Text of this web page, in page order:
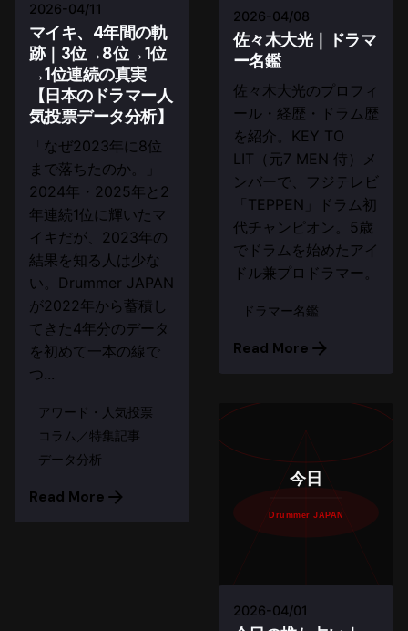
2026-04/11
マイキ、4年間の軌
跡｜3位→8位→1位
→1位連続の真実
【日本のドラマー人
気投票データ分析】
「なぜ2023年に8位
まで落ちたのか。」
2024年・2025年と2
年連続1位に輝いたマ
イキだが、2023年の
結果を知る人は少な
い。Drummer JAPAN
が2022年から蓄積し
てきた4年分のデータ
を初めて一本の線で
つ...
アワード・人気投票
コラム／特集記事
データ分析
Read More
2026-04/08
佐々木大光｜ドラマ
ー名鑑
佐々木大光のプロフィ
ール・経歴・ドラム歴
を紹介。KEY TO
LIT（元7 MEN 侍）メ
ンバーで、フジテレビ
「TEPPEN」ドラム初
代チャンピオン。5歳
でドラムを始めたアイ
ドル兼プロドラマー。
ドラマー名鑑
Read More
今日
Drummer JAPAN
2026-04/01